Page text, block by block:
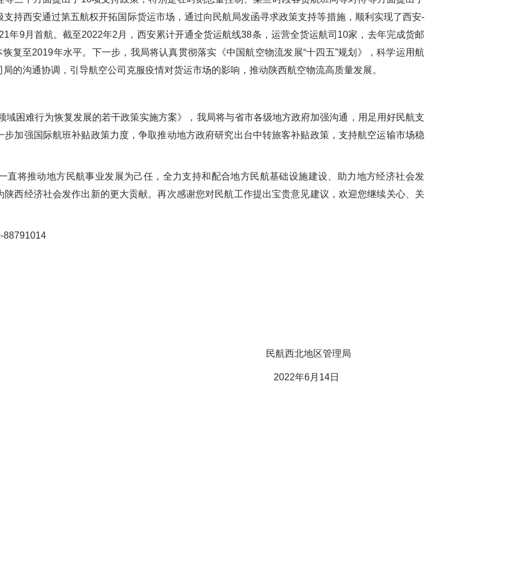
持西安通过第五航权开拓国际货运市场，通过向民航局发函寻求政策支持等措施，顺利实现了西安-
年9月首航。截至2022年2月，西安累计开通全货运航线38条，运营全货运航司10家，去年完成货邮
复至2019年水平。下一步，我局将认真贯彻落实《中国航空物流发展“十四五”规划》，科学运用航
的沟通协调，引导航空公司克服疫情对货运市场的影响，推动陕西航空物流高质量发展。
域困难行为恢复发展的若干政策实施方案》，我局将与省市各级地方政府加强沟通，用足用好民航支
加强国际航班补贴政策力度，争取推动地方政府研究出台中转旅客补贴政策，支持航空运输市场稳
直将推动地方民航事业发展为己任，全力支持和配合地方民航基础设施建设、助力地方经济社会发
西经济社会发作出新的更大贡献。再次感谢您对民航工作提出宝贵意见建议，欢迎您继续关心、关
88791014
民航西北地区管理局
2022年6月 14日